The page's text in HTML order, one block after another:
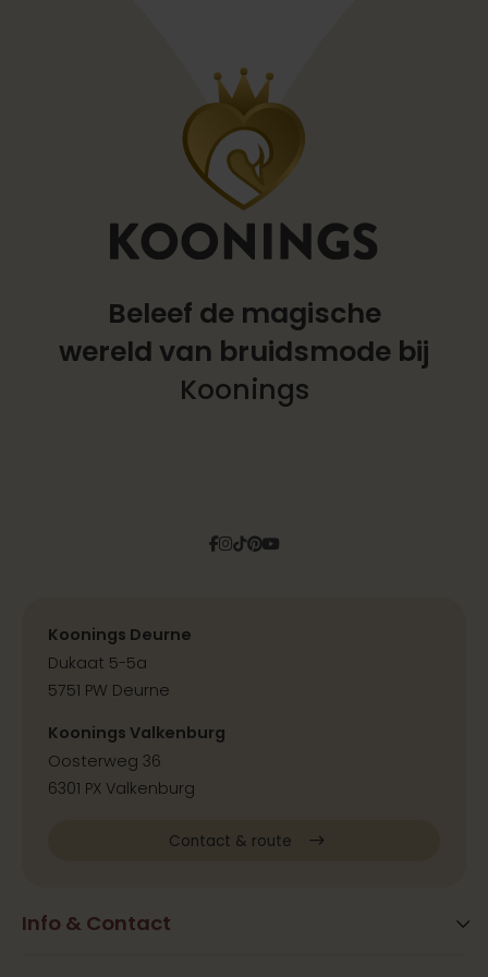
Beleef de magische
wereld van bruidsmode bij
Koonings
Facebook
Instagram
Tiktok
Pinterest
YouTube
Info & Contact
Koonings Deurne
Dukaat 5-5a
5751 PW Deurne
Koonings Valkenburg
Oosterweg 36
6301 PX Valkenburg
Contact & route